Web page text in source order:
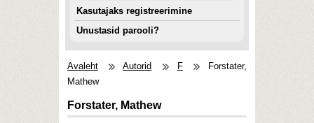
Kasutajaks registreerimine
Unustasid parooli?
Avaleht Autorid F
Forstater,
Mathew
Forstater, Mathew